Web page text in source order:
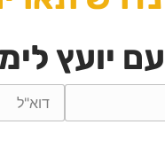
יועץ